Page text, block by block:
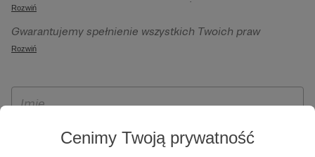
Cenimy Twoją prywatność
sp. z o.o. z siedziba w Warszawie, ul. Żwirki i Wigury 16, 02-
092 Warszawa. Twoje dane osobowe będą przetwarzane w
szczególności w celu wykonania umowy zawartej z Tobą, w
Patronite.pl, w tym możliwości dokonywania oraz
otrzymywania wsparcia na naszej platformie oraz
Rozwiń
Gwarantujemy spełnienie wszystkich Twoich praw
wynikających z ogólnego rozporządzenia o ochronie
ich przenoszenia, niepodlegania zautomatyzowanemu
wyrażenia sprzeciwu wobec przetwarzania Twoich danych
osobowych. Rejestracja dla osób niepełnoletnich możliwa
Rozwiń